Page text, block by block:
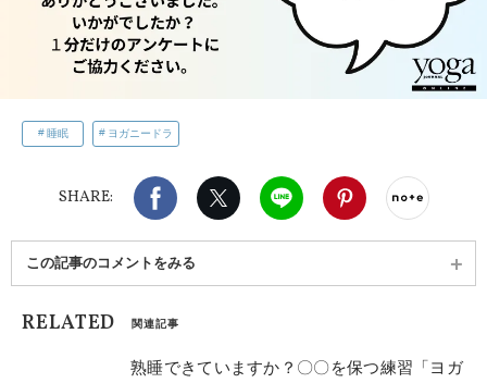
睡眠 ヨガニードラ
SHARE:
Facebook X（旧twitter）
LINE Pinterest
この記事のコメントをみる
RELATED 関連記事
熟睡できていますか？〇〇を保つ練習「ヨガ